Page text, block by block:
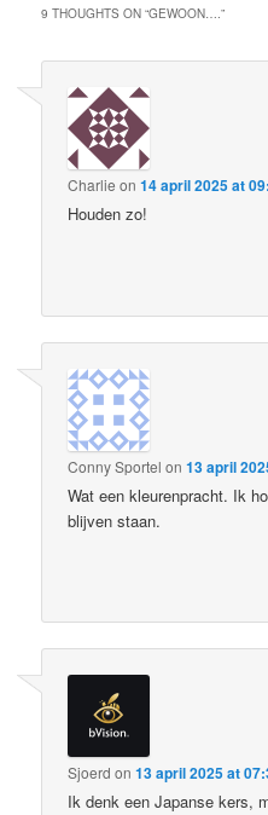
9 THOUGHTS ON “GEWOON….”
Charlie on14 april 2025 at
Houden zo!
Conny Sportel on13 april
Wat een kleurenpracht. Ik
blijven staan.
Sjoerd on13 april 2025 at
Ik denk een Japanse kers,